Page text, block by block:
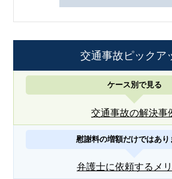
交通事故ピックア
ケース別で見る
交通事故の解決事
慰謝料の増額だけではあり
弁護士に依頼するメ